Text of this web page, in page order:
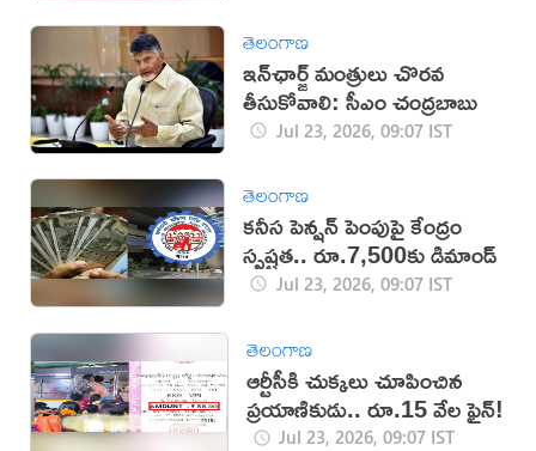
తెలంగాణ
ఇన్‌ఛార్జ్ మంత్రులు చొరవ
తీసుకోవాలి: సీఎం చంద్రబాబు
Jul 23, 2026, 09:07 IST
తెలంగాణ
కనీస పెన్షన్ పెంపుపై కేంద్రం
స్పష్టత.. రూ.7,500కు డిమాండ్
Jul 23, 2026, 09:07 IST
తెలంగాణ
ఆర్టీసీకి చుక్కలు చూపించిన
ప్రయాణికుడు.. రూ.15 వేల ఫైన్!
Jul 23, 2026, 09:07 IST